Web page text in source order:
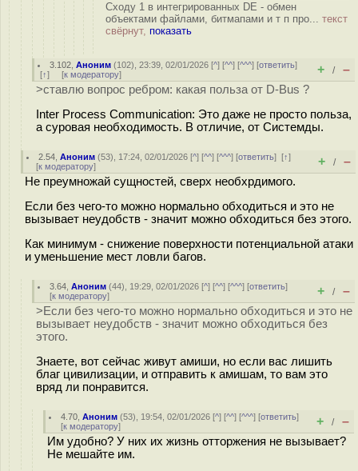
Сходу 1 в интегрированных DE - обмен
объектами файлами, битмапами и т п про... текст
свёрнут, показать
3.102 ,Аноним (102), 23:39, 02/01/2026 [^] [^^] [^^^] [ответить]
[↑] [к модератору] + / –
>ставлю вопрос ребром: какая польза от D-Bus ?
Inter Process Communication: Это даже не просто польза,
а суровая необходимость. В отличие, от Системды.
2.54 ,Аноним (53), 17:24, 02/01/2026 [^] [^^] [^^^] [ответить][↑]
[к модератору] + / –
Не преумножай сущностей, сверх необхрдимого.
Если без чего-то можно нормально обходиться и это не
вызывает неудобств - значит можно обходиться без этого.
Как минимум - снижение поверхности потенциальной атаки
и уменьшение мест ловли багов.
3.64 ,Аноним (44), 19:29, 02/01/2026 [^] [^^] [^^^] [ответить]
[к модератору] + / –
>Если без чего-то можно нормально обходиться и это не
вызывает неудобств - значит можно обходиться без
этого.
Знаете, вот сейчас живут амиши, но если вас лишить
благ цивилизации, и отправить к амишам, то вам это
вряд ли понравится.
4.70 ,Аноним (53), 19:54, 02/01/2026 [^] [^^] [^^^] [ответить]
[к модератору] + / –
Им удобно? У них их жизнь отторжения не вызывает?
Не мешайте им.